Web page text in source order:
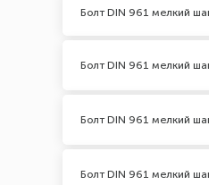
Болт DIN 961 мелкий
Болт DIN 961 мелкий
Болт DIN 961 мелкий
Болт DIN 961 мелкий